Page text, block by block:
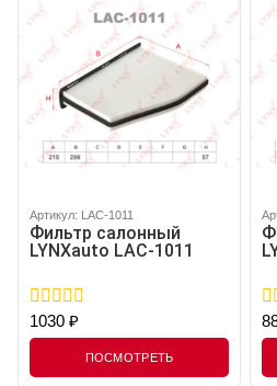
Артикул: LAC-1011
Фильтр салонный
LYNXauto LAC-1011
0
out
5
1030 ₽
ПОСМОТРЕТЬ
0
5